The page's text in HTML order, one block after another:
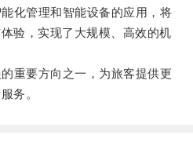
管理和智能设备的应用，将
验，实现了大规模、高效的机
要方向之一，为旅客提供更
务。